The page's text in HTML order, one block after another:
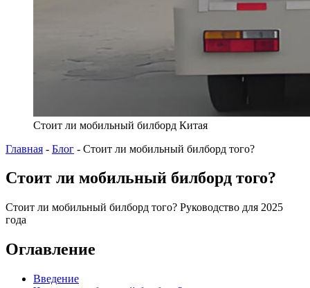
Стоит ли мобильный билборд Китая
Главная - Блог - Стоит ли мобильный билборд того?
Стоит ли мобильный билборд того?
Стоит ли мобильный билборд того? Руководство для 2025
года
Оглавление
Введение